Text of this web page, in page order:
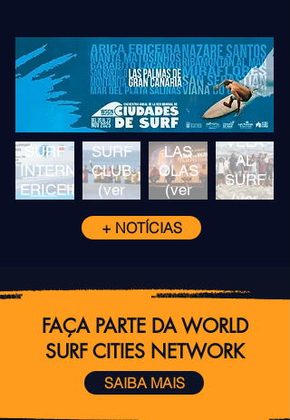
MEDICINA
DEL
SURF
INTERNACIONAL
ERICEIRA
VIANA
SURF
CLUB
(ver
SALVA
LAS
OLAS
(ver
DE LA
VELA
AL
SURF
(ver
+ NOTÍCIAS
FAÇA PARTE DA WORLD
SURF CITIES NETWORK
SAIBA MAIS